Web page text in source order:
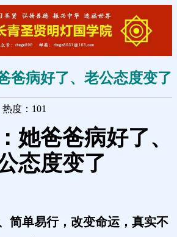
爸病好了、老公态度变了
热度：101
她爸爸病好了、
态度变了
简单易行，改变命运，真实不